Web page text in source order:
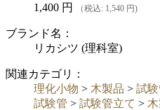
1,400 円 （税込: 1,540 円)
ブランド名：
リカシツ (理科室)
関連カテゴリ：
理化小物 > 木製品 > 試
試験管 > 試験管立て >